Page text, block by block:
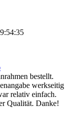
bestellt.
werkseitig
relativ einfach.
Qualität. Danke!